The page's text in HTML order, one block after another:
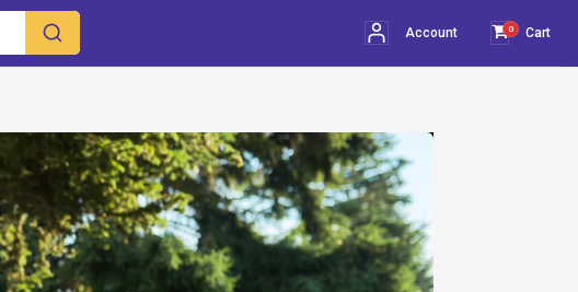
Account 0 Cart